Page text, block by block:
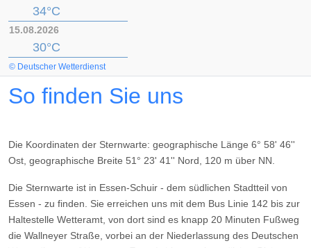
34°C
15.08.2026
30°C
© Deutscher Wetterdienst
So finden Sie uns
Die Koordinaten der Sternwarte: geographische Länge 6° 58' 46''
Ost, geographische Breite 51° 23' 41'' Nord, 120 m über NN.
Die Sternwarte ist in Essen-Schuir - dem südlichen Stadtteil von
Essen - zu finden. Sie erreichen uns mit dem Bus Linie 142 bis zur
Haltestelle Wetteramt, von dort sind es knapp 20 Minuten Fußweg
die Wallneyer Straße, vorbei an der Niederlassung des Deutschen